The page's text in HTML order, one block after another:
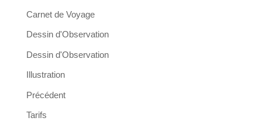
Carnet de Voyage
Dessin d'Observation
Dessin d'Observation
Illustration
Précédent
Tarifs